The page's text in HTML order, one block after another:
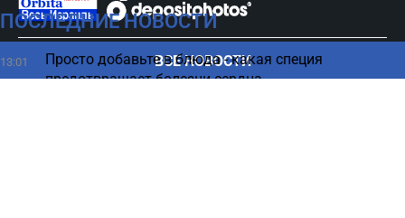
ПОСЛЕДНИЕ НОВОСТИ
13:01
Просто добавьте в блюда - какая специя
предотвращает болезни сердца
ВСЕ НОВОСТИ
сursorinfo.co.il © Все права защищены